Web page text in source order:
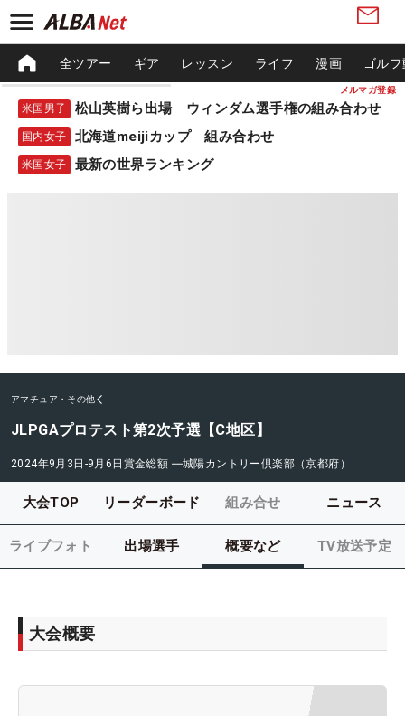
メルマガ登録
全ツアー ギア レッスン ライフ 漫画 ゴル
米国男子 松山英樹ら出場 ウィンダム選手権の組み合わせ
国内女子 北海道meijiカップ 組み合わせ
米国女子 最新の世界ランキング
アマチュア・その他
JLPGAプロテスト第2次予選【C地区】
2024年9月3日-9月6日 賞金総額 ―城陽カントリー倶楽部（京都府）
大会TOP リーダーボード 組み合せ ニュース
ライブフォト 出場選手 概要など TV放送予定
大会概要